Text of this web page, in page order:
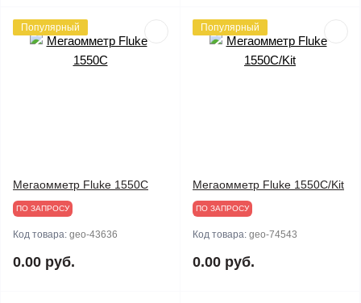
Популярный
Мегаомметр Fluke 1550C
ПО ЗАПРОСУ
Код товара: geo-43636
0.00 руб.
Популярный
Мегаомметр Fluke 1550C/Kit
ПО ЗАПРОСУ
Код товара: geo-74543
0.00 руб.